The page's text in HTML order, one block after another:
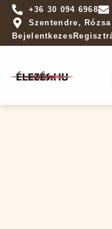
+36 30 094 6968
Szentendre,
Bejelentkezes